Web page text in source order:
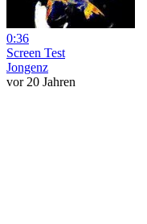
0:36
Screen Test
Jongenz
vor 20 Jahren